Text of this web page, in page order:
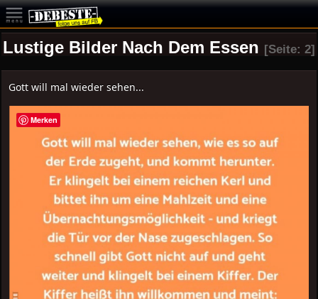
Lustige Bilder Nach Dem Essen [Seite: 2]
Gott will mal wieder sehen...
Merken